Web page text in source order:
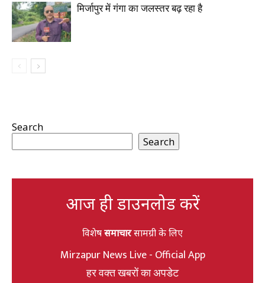
मिर्जापुर में गंगा का जलस्तर बढ़ रहा है
Search
Search
आज ही डाउनलोड करें
विशेषसमाचारसामग्री के लिए
Mirzapur News Live - Official App
हर वक्त खबरों का अपडेट